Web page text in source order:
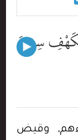
سِنِينَ
وقيض